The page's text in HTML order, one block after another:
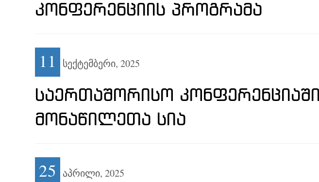
ᲙᲝᲜᲤᲔᲠᲔᲜᲪᲘᲘᲡ ᲞᲠᲝᲒᲠᲐᲛᲐ
11 სექტემბერი, 2025
ᲡᲐᲔᲠᲗᲐᲨᲝᲠᲘᲡᲝ ᲙᲝᲜᲤᲔᲠᲔᲜᲪᲘᲐᲨᲘ
ᲛᲝᲜᲐᲬᲘᲚᲔᲗᲐ ᲡᲘᲐ
25 აპრილი, 2025